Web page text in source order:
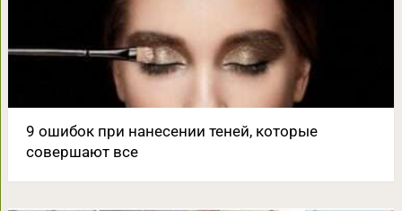
9 ошибок при нанесении теней, которые
совершают все